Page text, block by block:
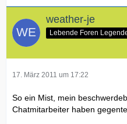
weather-je
Lebende Foren
17. März 2011 um 17:22
So ein Mist, mein
Chatmitarbeiter haben